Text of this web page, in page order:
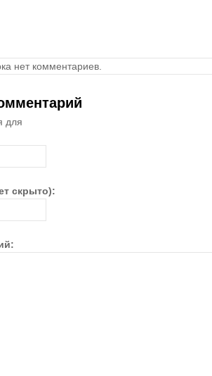
нет комментариев.
для
скрыто):